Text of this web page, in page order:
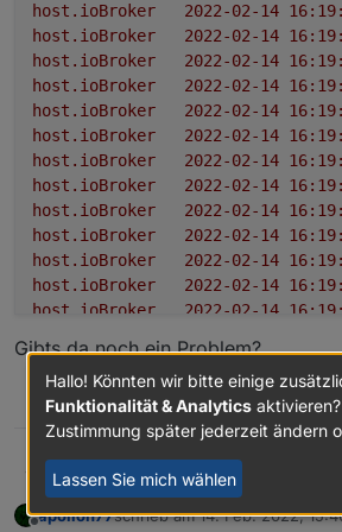
host.ioBroker
host.ioBroker
host.ioBroker
host.ioBroker
host.ioBroker
host.ioBroker
host.ioBroker
host.ioBroker
host.ioBroker
host.ioBroker
host.ioBroker
host.ioBroker
host.ioBroker
host.ioBroker
host.ioBroker
host.ioBroker
host.ioBroker
Gibts da noch ein Problem?
coyoteSooo, habe jetzt auch mal alles
hochgezogen (produktives
DB ist auf Redis/Redis.
Upgrade Prozess:
apollon77schrieb am14. Feb. 2022,
zuletzt editiert von
Hallo! Könnten wir bitte einige
Funktionalität & Analytics
Zustimmung später jederzeit ändern
Lassen Sie mich wählen